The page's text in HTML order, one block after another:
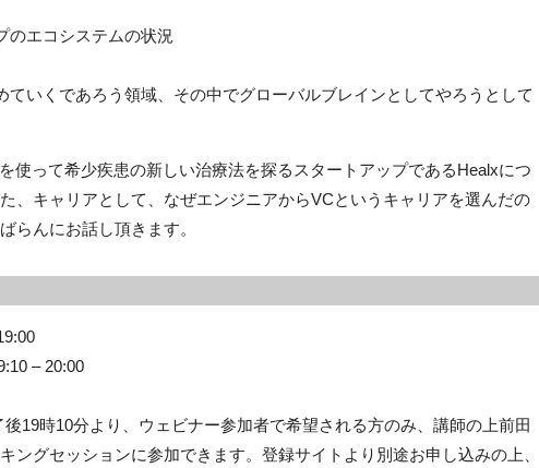
のエコシステムの状況
ていくであろう領域、その中でグローバルブレインとしてやろうとして
使って希少疾患の新しい治療法を探るスタートアップであるHealxにつ
、キャリアとして、なぜエンジニアからVCというキャリアを選んだの
らんにお話し頂きます。
– 20:00
後19時10分より、ウェビナー参加者で希望される方のみ、講師の上前田
ングセッションに参加できます。登録サイトより別途お申し込みの上、